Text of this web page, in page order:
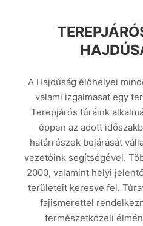
A Hajdúság élőhelyei
valami izgalmasat egy
Terepjárós túráink
éppen az adott
határrészek bejárását
vezetőink segítségével.
2000, valamint helyi
területeit keresve fel.
fajismerettel
természetközeli